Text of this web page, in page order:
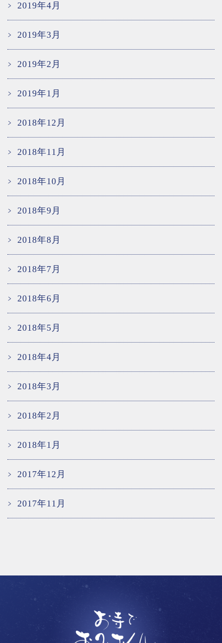
2019年4月
2019年3月
2019年2月
2019年1月
2018年12月
2018年11月
2018年10月
2018年9月
2018年8月
2018年7月
2018年6月
2018年5月
2018年4月
2018年3月
2018年2月
2018年1月
2017年12月
2017年11月